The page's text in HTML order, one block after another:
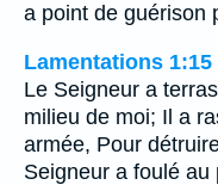
a point de guérison
Lamentations 1:15
Le Seigneur a
milieu de moi; Il a
armée, Pour
Seigneur a foulé